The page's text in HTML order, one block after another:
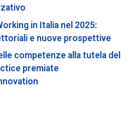
in Italia nel 2025:
e nuove prospettive
competenze alla tutela del
premiate